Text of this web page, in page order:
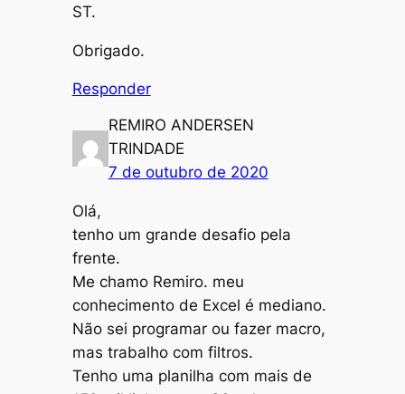
ST.
Obrigado.
Responder
REMIRO ANDERSEN
TRINDADE
7 de outubro de 2020
Olá,
tenho um grande desafio pela
frente.
Me chamo Remiro. meu
conhecimento de Excel é mediano.
Não sei programar ou fazer macro,
mas trabalho com filtros.
Tenho uma planilha com mais de